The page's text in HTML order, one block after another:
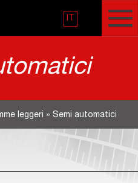
IT
leggeri » Semi automatici